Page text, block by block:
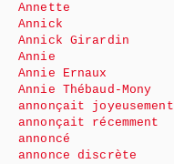
Annette
Annick
Annick Girardin
Annie
Annie Ernaux
Annie Thébaud-Mony
annonçait joyeusement
annonçait récemment
annoncé
annonce discrète